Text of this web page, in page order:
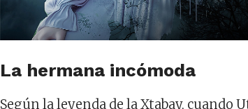
La hermana incómoda
Según la leyenda de la Xtabay, cuando